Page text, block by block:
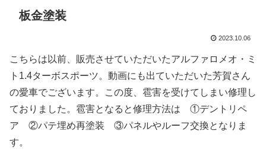
板金塗装
2023.10.06
こちらは以前、販売させていただいたアルファロメオ・ミ
ト1.4ターボスポーツ。動画にも出ていただいた芳賀さん
の愛車でございます。この度、雹害を受けてしまい修理し
ておりました。雹害となると修理方法は ①デントリペ
ア ②パテ埋め再塗装 ③パネルやルーフ交換となりま
す。